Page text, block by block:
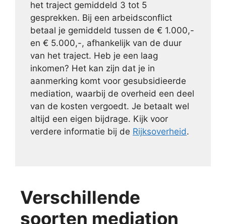
het traject gemiddeld 3 tot 5
gesprekken. Bij een arbeidsconflict
betaal je gemiddeld tussen de € 1.000,-
en € 5.000,-, afhankelijk van de duur
van het traject. Heb je een laag
inkomen? Het kan zijn dat je in
aanmerking komt voor gesubsidieerde
mediation, waarbij de overheid een deel
van de kosten vergoedt. Je betaalt wel
altijd een eigen bijdrage. Kijk voor
verdere informatie bij de Rijksoverheid.
Verschillende
soorten mediation